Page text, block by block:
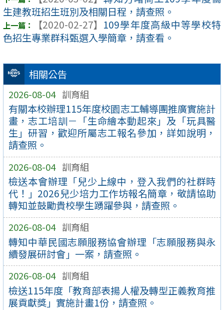
相關公告
2026-08-04 訓育組
有關本校辦理115年度校園志工輔導團推廣實施計
畫，志工培訓－「生命繪本動起來」及「玩具醫
生」研習，歡迎所屬志工報名參加，詳如說明，
請查照。
2026-08-04 訓育組
檢送本會辦理「兒少上線中，登入我們的社群時
代！」2026兒少培力工作坊報名簡章，敬請協助
轉知並鼓勵貴校學生踴躍參與，請查照。
2026-08-04 訓育組
轉知中華民國志願服務協會辦理「志願服務與永
續發展研討會」一案，請查照。
2026-08-04 訓育組
檢送115年度「教育部表揚人權及轉型正義教育推
展貢獻獎」實施計畫1份，請查照。
生建教班招生班別及相關日程，請查照。
【2020-02-27】 109學年度高級中等學校特
色招生專業群科甄選入學簡章，請查看。